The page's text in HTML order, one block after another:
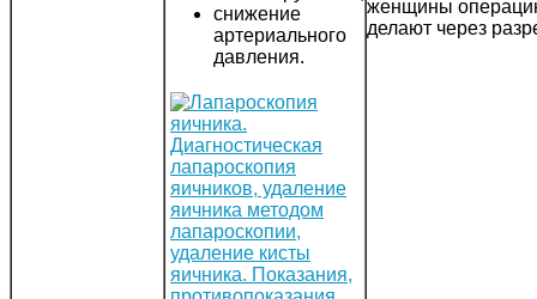
снижение
артериального
давления.
женщины
делают через